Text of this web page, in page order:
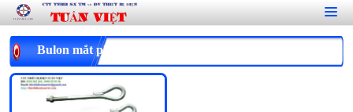
Bulon mắt phi 16, mạ kẽm